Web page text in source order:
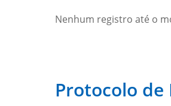
Nenhum registro até o
Protocolo de